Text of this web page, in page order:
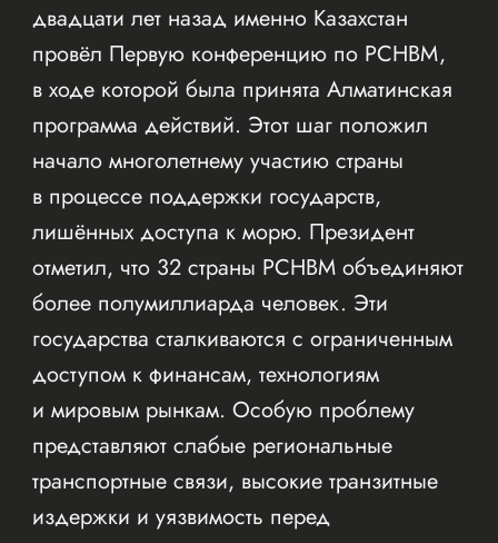
двадцати лет назад именно Казахстан
провёл Первую конференцию по РСНВМ,
в ходе которой была принята Алматинская
программа действий. Этот шаг положил
начало многолетнему участию страны
в процессе поддержки государств,
лишённых доступа к морю. Президент
отметил, что 32 страны РСНВМ объединяют
более полумиллиарда человек. Эти
государства сталкиваются с ограниченным
доступом к финансам, технологиям
и мировым рынкам. Особую проблему
представляют слабые региональные
транспортные связи, высокие транзитные
издержки и уязвимость перед